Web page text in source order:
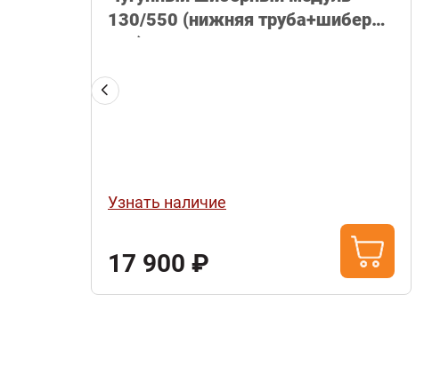
130/550 (нижняя труба+шибер
м/п)
Узнать наличие
17 900 ₽